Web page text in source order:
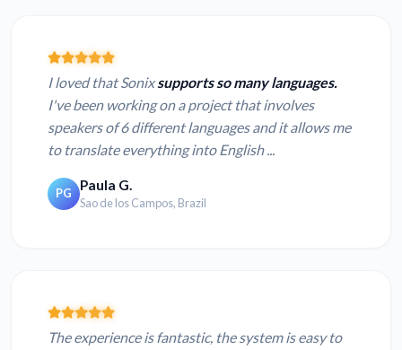
I loved that Sonixsupports so many languages.
I've been working on a project that involves
speakers of 6 different languages and it allows me
to translate everything into English ...
PG Paula G.
Sao de los Campos, Brazil
The experience is fantastic, the system is easy to